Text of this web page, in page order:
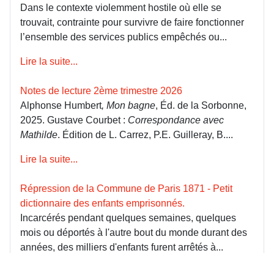
Dans le contexte violemment hostile où elle se
trouvait, contrainte pour survivre de faire fonctionner
l’ensemble des services publics empêchés ou...
Lire la suite...
Notes de lecture 2ème trimestre 2026
Alphonse Humbert, Mon bagne, Éd. de la Sorbonne,
2025. Gustave Courbet : Correspondance avec
Mathilde. Édition de L. Carrez, P.E. Guilleray, B....
Lire la suite...
Répression de la Commune de Paris 1871 - Petit
dictionnaire des enfants emprisonnés.
Incarcérés pendant quelques semaines, quelques
mois ou déportés à l'autre bout du monde durant des
années, des milliers d'enfants furent arrêtés à...